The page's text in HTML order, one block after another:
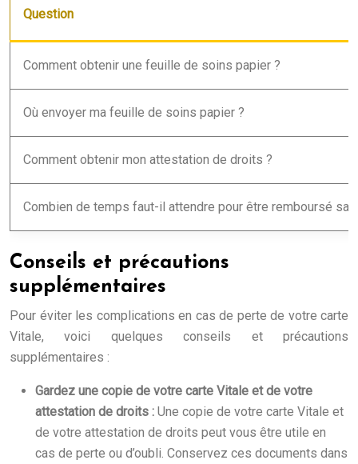
Question
Comment obtenir une feuille de soins papier ?
Où envoyer ma feuille de soins papier ?
Comment obtenir mon attestation de droits ?
Combien de temps faut-il attendre pour être remboursé
Conseils et précautions
supplémentaires
Pour éviter les complications en cas de perte de votre carte
Vitale, voici quelques conseils et précautions
supplémentaires :
Gardez une copie de votre carte Vitale et de votre
attestation de droits : Une copie de votre carte Vitale et
de votre attestation de droits peut vous être utile en
cas de perte ou d’oubli. Conservez ces documents dans